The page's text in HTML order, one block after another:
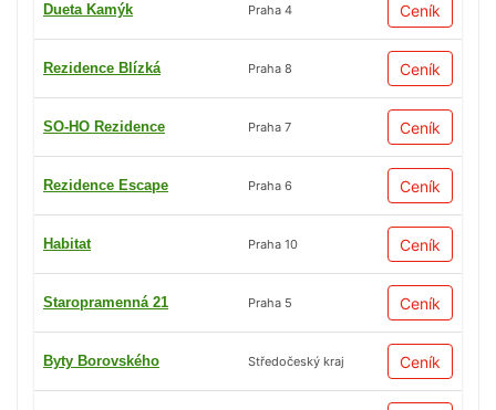
Dueta Kamýk Praha 4 Ceník
Rezidence Blízká Praha 8 Ceník
SO-HO Rezidence Praha 7 Ceník
Rezidence Escape Praha 6 Ceník
Habitat Praha 10 Ceník
Staropramenná 21 Praha 5 Ceník
Byty Borovského Středočeský kraj Ceník